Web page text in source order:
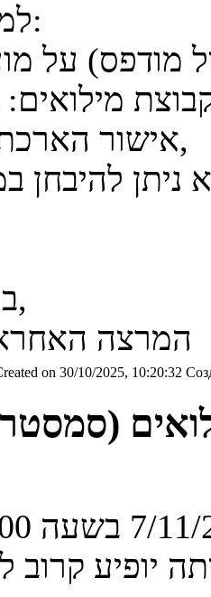
למבחן יש להביא:
3. אישור הארכת זמן אם יש,
בהצלחה במבחן,
המרצה
on 30/10/2025, 10:20:32
(סמסטר